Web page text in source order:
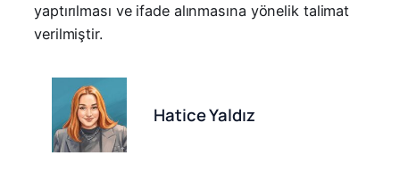
yaptırılması ve ifade alınmasına yönelik talimat
verilmiştir.
Hatice Yaldız